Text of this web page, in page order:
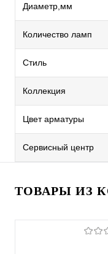
Диаметр,мм
Количество ламп
Стиль
Коллекция
Цвет арматуры
Сервисный центр
ТОВАРЫ ИЗ